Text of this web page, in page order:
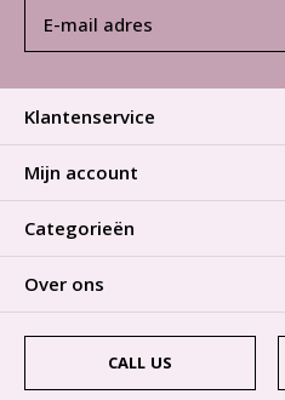
Klantenservice
Mijn account
Categorieën
Over ons
CALL US